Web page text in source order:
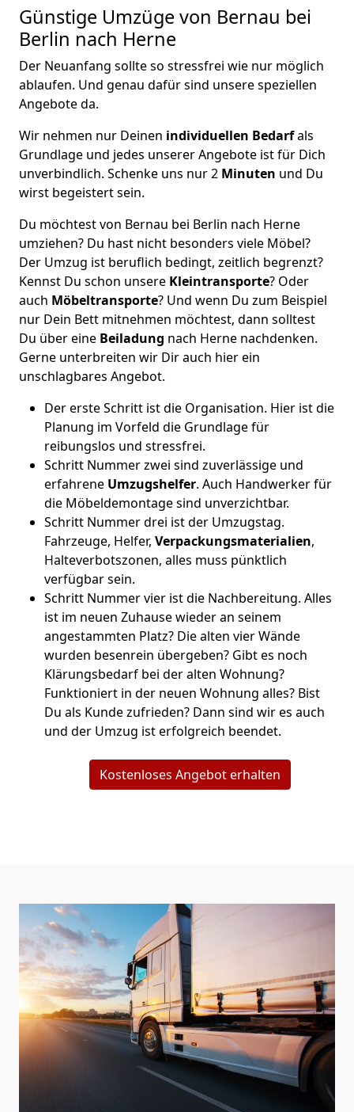
Günstige Umzüge von Bernau bei
Berlin nach Herne
Der Neuanfang sollte so stressfrei wie nur möglich
ablaufen. Und genau dafür sind unsere speziellen
Angebote da.
Wir nehmen nur Deinen individuellen Bedarfals
Grundlage und jedes unserer Angebote ist für Dich
unverbindlich. Schenke uns nur 2 Minuten und Du
wirst begeistert sein.
Du möchtest von Bernau bei Berlin nach Herne
umziehen? Du hast nicht besonders viele Möbel?
Der Umzug ist beruflich bedingt, zeitlich begrenzt?
Kennst Du schon unsere Kleintransporte? Oder
auch Möbeltransporte? Und wenn Du zum Beispiel
nur Dein Bett mitnehmen möchtest, dann solltest
Du über eine Beiladung nach Herne nachdenken.
Gerne unterbreiten wir Dir auch hier ein
unschlagbares Angebot.
Der erste Schritt ist die Organisation. Hier ist die
Planung im Vorfeld die Grundlage für
reibungslos und stressfrei.
Schritt Nummer zwei sind zuverlässige und
erfahrene Umzugshelfer. Auch Handwerker für
die Möbeldemontage sind unverzichtbar.
Schritt Nummer drei ist der Umzugstag.
Fahrzeuge, Helfer, Verpackungsmaterialien,
Halteverbotszonen, alles muss pünktlich
verfügbar sein.
Schritt Nummer vier ist die Nachbereitung. Alles
ist im neuen Zuhause wieder an seinem
angestammten Platz? Die alten vier Wände
wurden besenrein übergeben? Gibt es noch
Klärungsbedarf bei der alten Wohnung?
Funktioniert in der neuen Wohnung alles? Bist
Du als Kunde zufrieden? Dann sind wir es auch
und der Umzug ist erfolgreich beendet.
Kostenloses Angebot erhalten